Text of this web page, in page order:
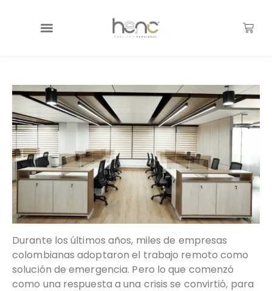
Durante los últimos años, miles de empresas
colombianas adoptaron el trabajo remoto como
solución de emergencia. Pero lo que comenzó
como una respuesta a una crisis se convirtió, para